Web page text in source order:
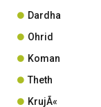
Dardha
Ohrid
Koman
Theth
KrujÃ«